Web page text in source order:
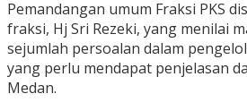
Pemandangan umum Fraksi PKS
fraksi, Hj Sri Rezeki, yang menilai
sejumlah persoalan dalam
yang perlu mendapat penjelasan
Medan.